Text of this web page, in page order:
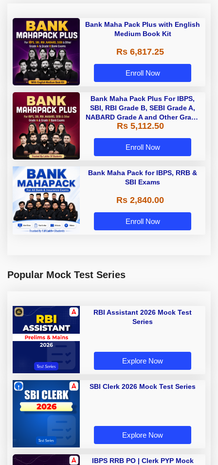
Bank Maha Pack Plus with English
Medium Book Kit
Rs 6,817.25
Enroll Now
Bank Maha Pack Plus For IBPS,
SBI, RBI Grade B, SEBI Grade A,
NABARD Grade A and Other Grade
A & Grade B Bank Exams
Rs 5,112.50
Enroll Now
Bank Maha Pack for IBPS, RRB &
SBI Exams
Rs 2,840.00
Enroll Now
Popular Mock Test Series
RBI Assistant 2026 Mock Test
Series
Explore Now
SBI Clerk 2026 Mock Test Series
Explore Now
IBPS RRB PO | Clerk PYP Mock